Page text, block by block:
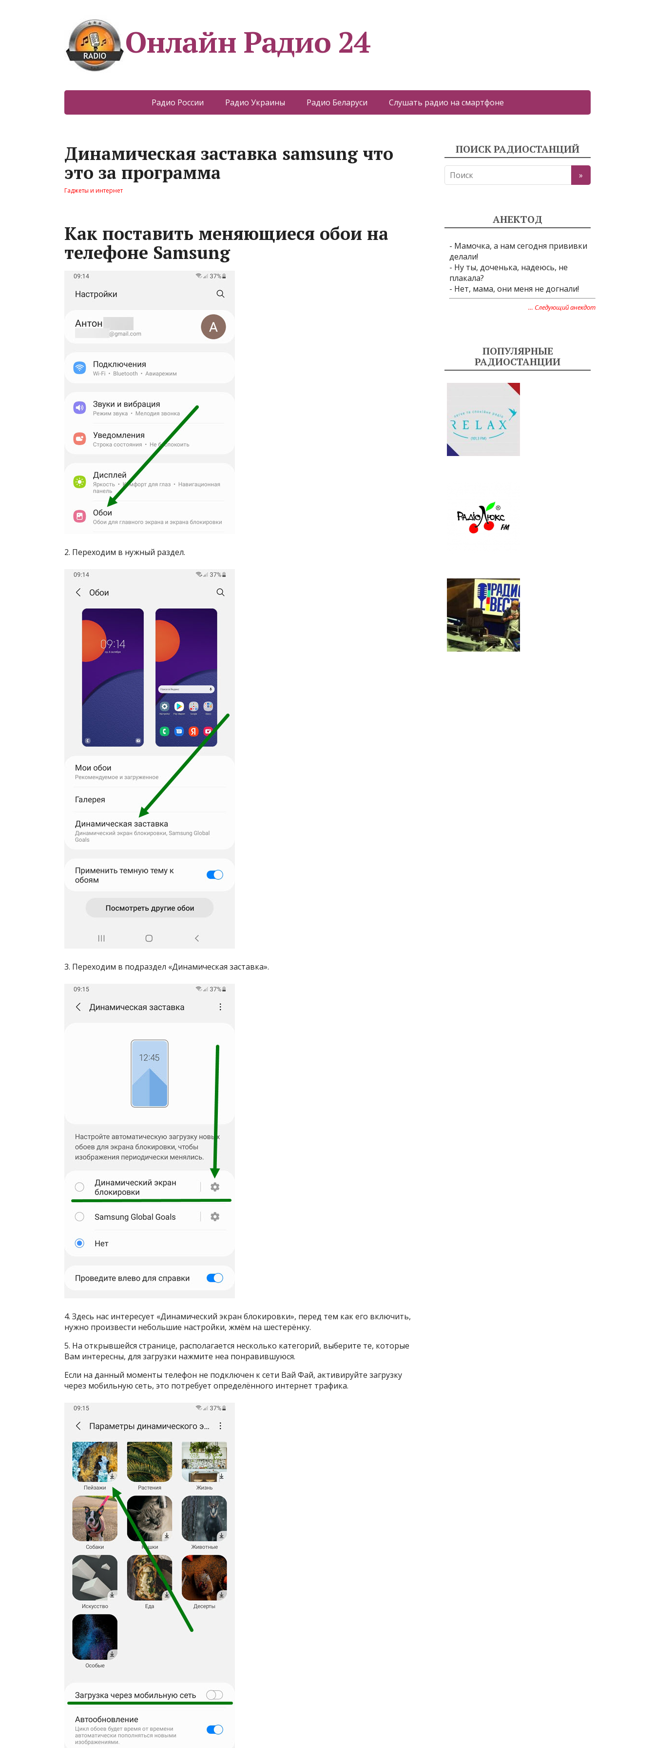
Онлайн Радио 24
Радио России Радио Украины Радио Беларуси Слушать радио на смартфоне
Динамическая заставка samsung что
это за программа
Гаджеты и интернет
Как поставить меняющиеся обои на
телефоне Samsung
2. Переходим в нужный раздел.
3. Переходим в подраздел «Динамическая заставка».
4. Здесь нас интересует «Динамический экран блокировки», перед тем как его включить,
нужно произвести небольшие настройки, жмём на шестерёнку.
5. На открывшейся странице, располагается несколько категорий, выберите те, которые
Вам интересны, для загрузки нажмите неа понравившуюся.
Если на данный моменты телефон не подключен к сети Вай Фай, активируйте загрузку
через мобильную сеть, это потребует определённого интернет трафика.
ПОИСК РАДИОСТАНЦИЙ
АНЕКТОД
- Мамочка, а нам сегодня прививки
делали!
- Ну ты, доченька, надеюсь, не
плакала?
- Нет, мама, они меня не догнали!
… Следующий анекдот
ПОПУЛЯРНЫЕ
РАДИОСТАНЦИИ